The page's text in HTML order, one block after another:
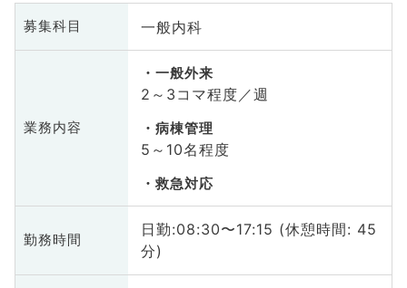
募集科目 一般内科
業務内容
一般外来
2～3コマ程度／週
病棟管理
5～10名程度
救急対応
勤務時間
日勤:08:30〜17:15 (休憩時間: 45
分)